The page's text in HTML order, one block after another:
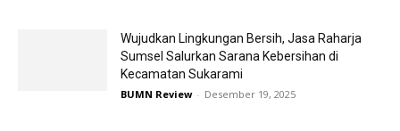
Wujudkan Lingkungan Bersih, Jasa Raharja
Sumsel Salurkan Sarana Kebersihan di
Kecamatan Sukarami
BUMN Review - Desember 19, 2025